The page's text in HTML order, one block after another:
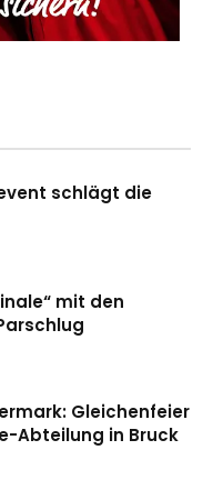
schlägt die
mit den
Gleichenfeier
Abteilung in Bruck